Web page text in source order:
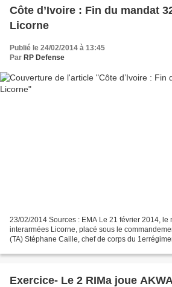
Côte d’Ivoire : Fin du mandat
Licorne
Publié le 24/02/2014 à 13:45
Par RP Defense
23/02/2014 Sources : EMA Le 21 février 2014, le
interarmées Licorne, placé sous le
(TA) Stéphane Caille, chef de corps du
Exercice- Le 2 RIMa joue